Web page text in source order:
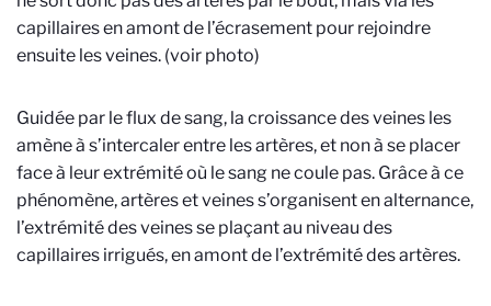
capillaires en amont de l’écrasement pour rejoindre
ensuite les veines. (voir photo)
Guidée par le flux de sang, la croissance des veines les
amène à s’intercaler entre les artères, et non à se placer
face à leur extrémité où le sang ne coule pas. Grâce à ce
phénomène, artères et veines s’organisent en alternance,
l’extrémité des veines se plaçant au niveau des
capillaires irrigués, en amont de l’extrémité des artères.